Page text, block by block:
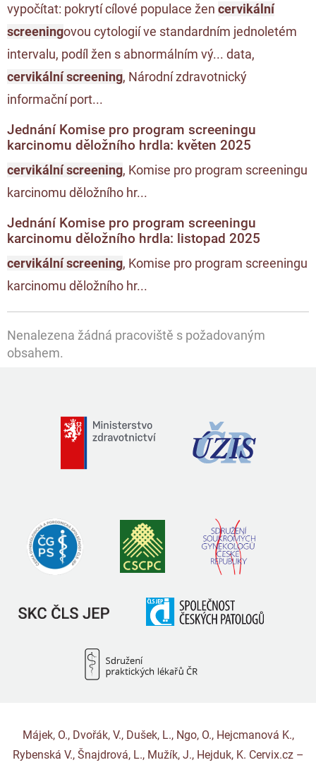
vypočítat: pokrytí cílové populace žen cervikální
screeningovou cytologií ve standardním jednoletém
intervalu, podíl žen s abnormálním vý... data,
cervikální screening, Národní zdravotnický
informační port...
Jednání Komise pro program screeningu
karcinomu děložního hrdla: květen 2025
cervikální screening, Komise pro program screeningu
karcinomu děložního hr...
Jednání Komise pro program screeningu
karcinomu děložního hrdla: listopad 2025
cervikální screening, Komise pro program screeningu
karcinomu děložního hr...
Nenalezena žádná pracoviště s požadovaným
obsahem.
Májek, O., Dvořák, V., Dušek, L., Ngo, O., Hejcmanová K.,
Rybenská V., Šnajdrová, L., Mužík, J., Hejduk, K. Cervix.cz –